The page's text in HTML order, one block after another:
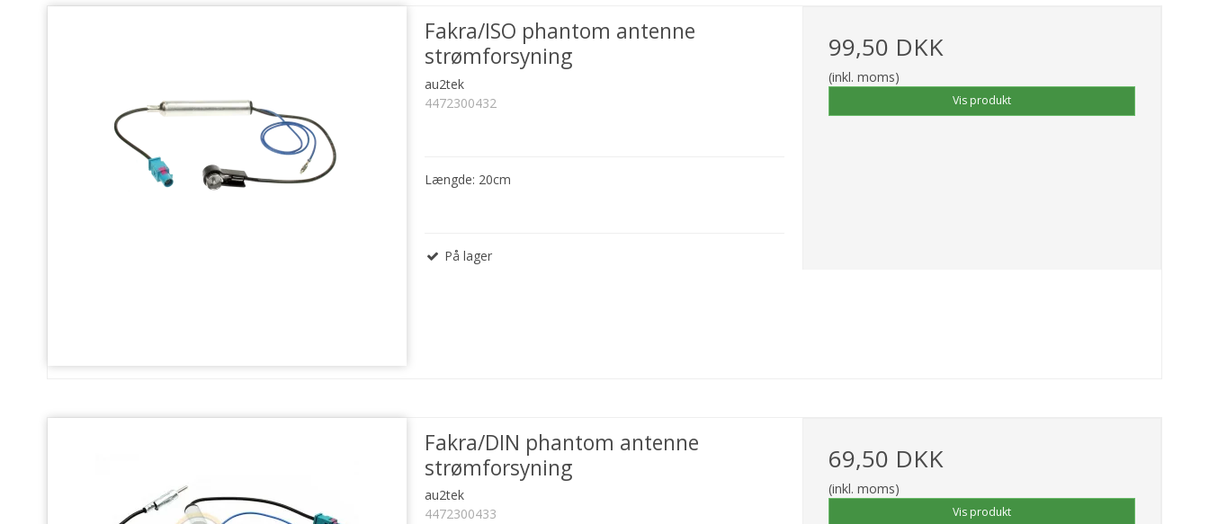
Fakra/ISO phantom antenne
strømforsyning
au2tek
4472300432
Længde: 20cm
På lager
99,50 DKK
(inkl. moms)
Vis produkt
Fakra/DIN phantom antenne
strømforsyning
au2tek
4472300433
69,50 DKK
(inkl. moms)
Vis produkt